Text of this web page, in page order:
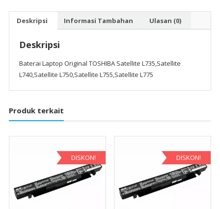
L775
Deskripsi Informasi Tambahan Ulasan (0)
Deskripsi
Baterai Laptop Original TOSHIBA Satellite L735,Satellite
L740,Satellite L750,Satellite L755,Satellite L775
Produk terkait
DISKON! DISKON!